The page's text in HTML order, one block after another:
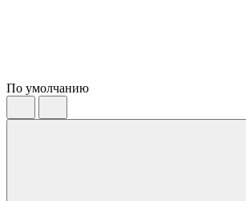
По умолчанию